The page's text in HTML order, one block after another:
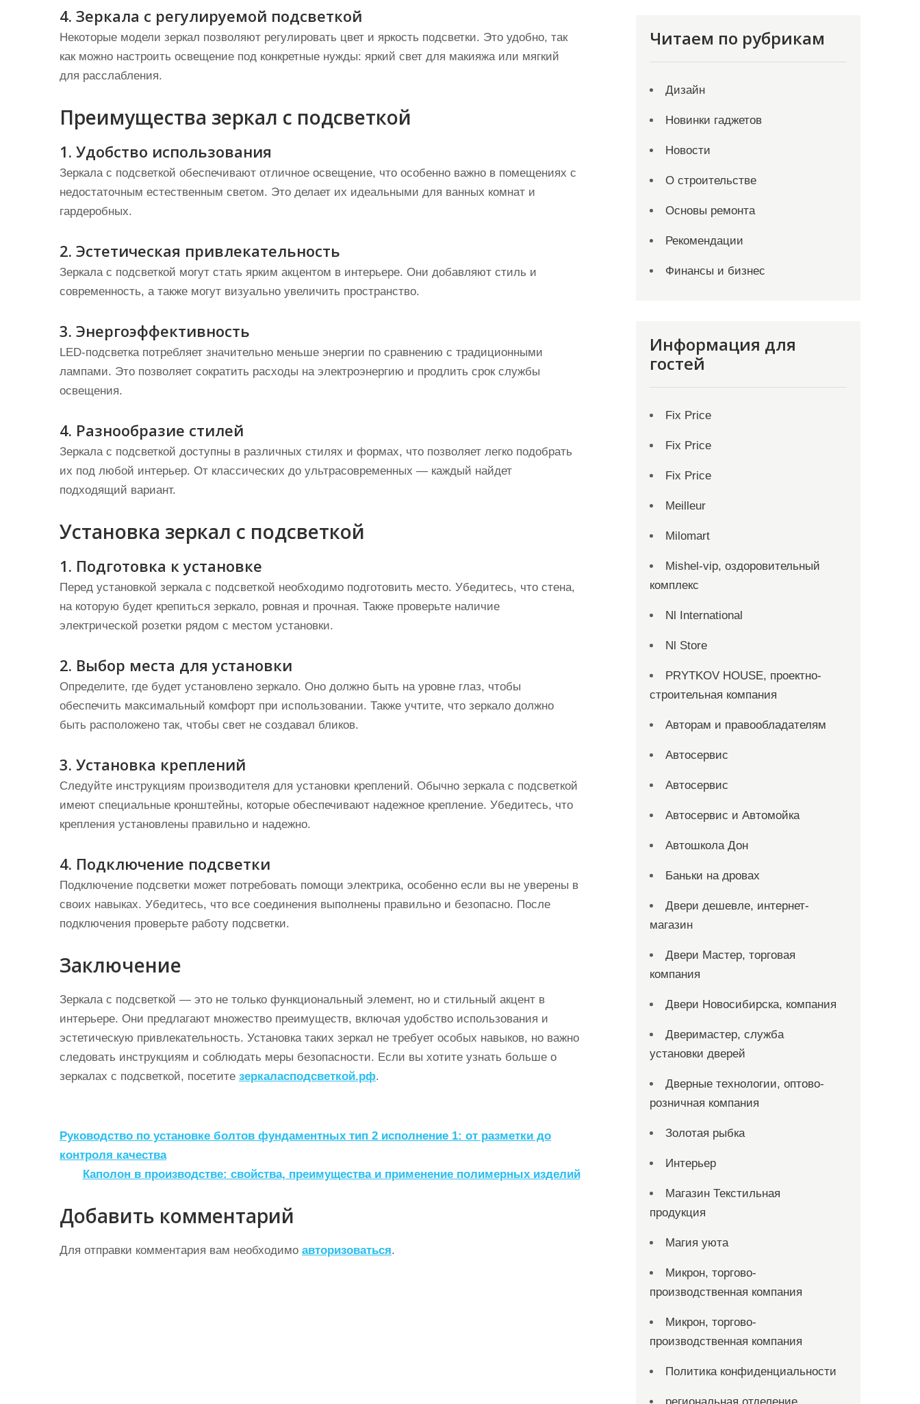
4. Зеркала с регулируемой подсветкой
Некоторые модели зеркал позволяют регулировать цвет и яркость подсветки. Это удобно, так
как можно настроить освещение под конкретные нужды: яркий свет для макияжа или мягкий
для расслабления.
Преимущества зеркал с подсветкой
1. Удобство использования
Зеркала с подсветкой обеспечивают отличное освещение, что особенно важно в помещениях с
недостаточным естественным светом. Это делает их идеальными для ванных комнат и
гардеробных.
2. Эстетическая привлекательность
Зеркала с подсветкой могут стать ярким акцентом в интерьере. Они добавляют стиль и
современность, а также могут визуально увеличить пространство.
3. Энергоэффективность
LED-подсветка потребляет значительно меньше энергии по сравнению с традиционными
лампами. Это позволяет сократить расходы на электроэнергию и продлить срок службы
освещения.
4. Разнообразие стилей
Зеркала с подсветкой доступны в различных стилях и формах, что позволяет легко подобрать
их под любой интерьер. От классических до ультрасовременных — каждый найдет
подходящий вариант.
Установка зеркал с подсветкой
1. Подготовка к установке
Перед установкой зеркала с подсветкой необходимо подготовить место. Убедитесь, что стена,
на которую будет крепиться зеркало, ровная и прочная. Также проверьте наличие
электрической розетки рядом с местом установки.
2. Выбор места для установки
Определите, где будет установлено зеркало. Оно должно быть на уровне глаз, чтобы
обеспечить максимальный комфорт при использовании. Также учтите, что зеркало должно
быть расположено так, чтобы свет не создавал бликов.
3. Установка креплений
Следуйте инструкциям производителя для установки креплений. Обычно зеркала с подсветкой
имеют специальные кронштейны, которые обеспечивают надежное крепление. Убедитесь, что
крепления установлены правильно и надежно.
4. Подключение подсветки
Подключение подсветки может потребовать помощи электрика, особенно если вы не уверены в
своих навыках. Убедитесь, что все соединения выполнены правильно и безопасно. После
подключения проверьте работу подсветки.
Заключение
Зеркала с подсветкой — это не только функциональный элемент, но и стильный акцент в
интерьере. Они предлагают множество преимуществ, включая удобство использования и
эстетическую привлекательность. Установка таких зеркал не требует особых навыков, но важно
следовать инструкциям и соблюдать меры безопасности. Если вы хотите узнать больше о
зеркалах с подсветкой, посетите зеркаласподсветкой.рф.
Н
а
и
г
а
Руководство по установке болтов фундаментных тип 2 исполнение 1: от разметки до
контроля качества
Каполон в производстве: свойства, преимущества и применение полимерных изделий
Добавить комментарий
Для отправки комментария вам необходимо авторизоваться.
Читаем по рубрикам
Дизайн
Новинки гаджетов
Новости
О строительстве
Основы ремонта
Рекомендации
Финансы и бизнес
Информация для
гостей
Fix Price
Fix Price
Fix Price
Meilleur
Milomart
Mishel-vip, оздоровительный
комплекс
Nl International
Nl Store
PRYTKOV HOUSE, проектно-
строительная компания
Авторам и правообладателям
Автосервис
Автосервис
Автосервис и Автомойка
Автошкола Дон
Баньки на дровах
Двери дешевле, интернет-
магазин
Двери Мастер, торговая
компания
Двери Новосибирска, компания
Дверимастер, служба
установки дверей
Дверные технологии, оптово-
розничная компания
Золотая рыбка
Интерьер
Магазин Текстильная
продукция
Магия уюта
Микрон, торгово-
производственная компания
Микрон, торгово-
производственная компания
Политика конфиденциальности